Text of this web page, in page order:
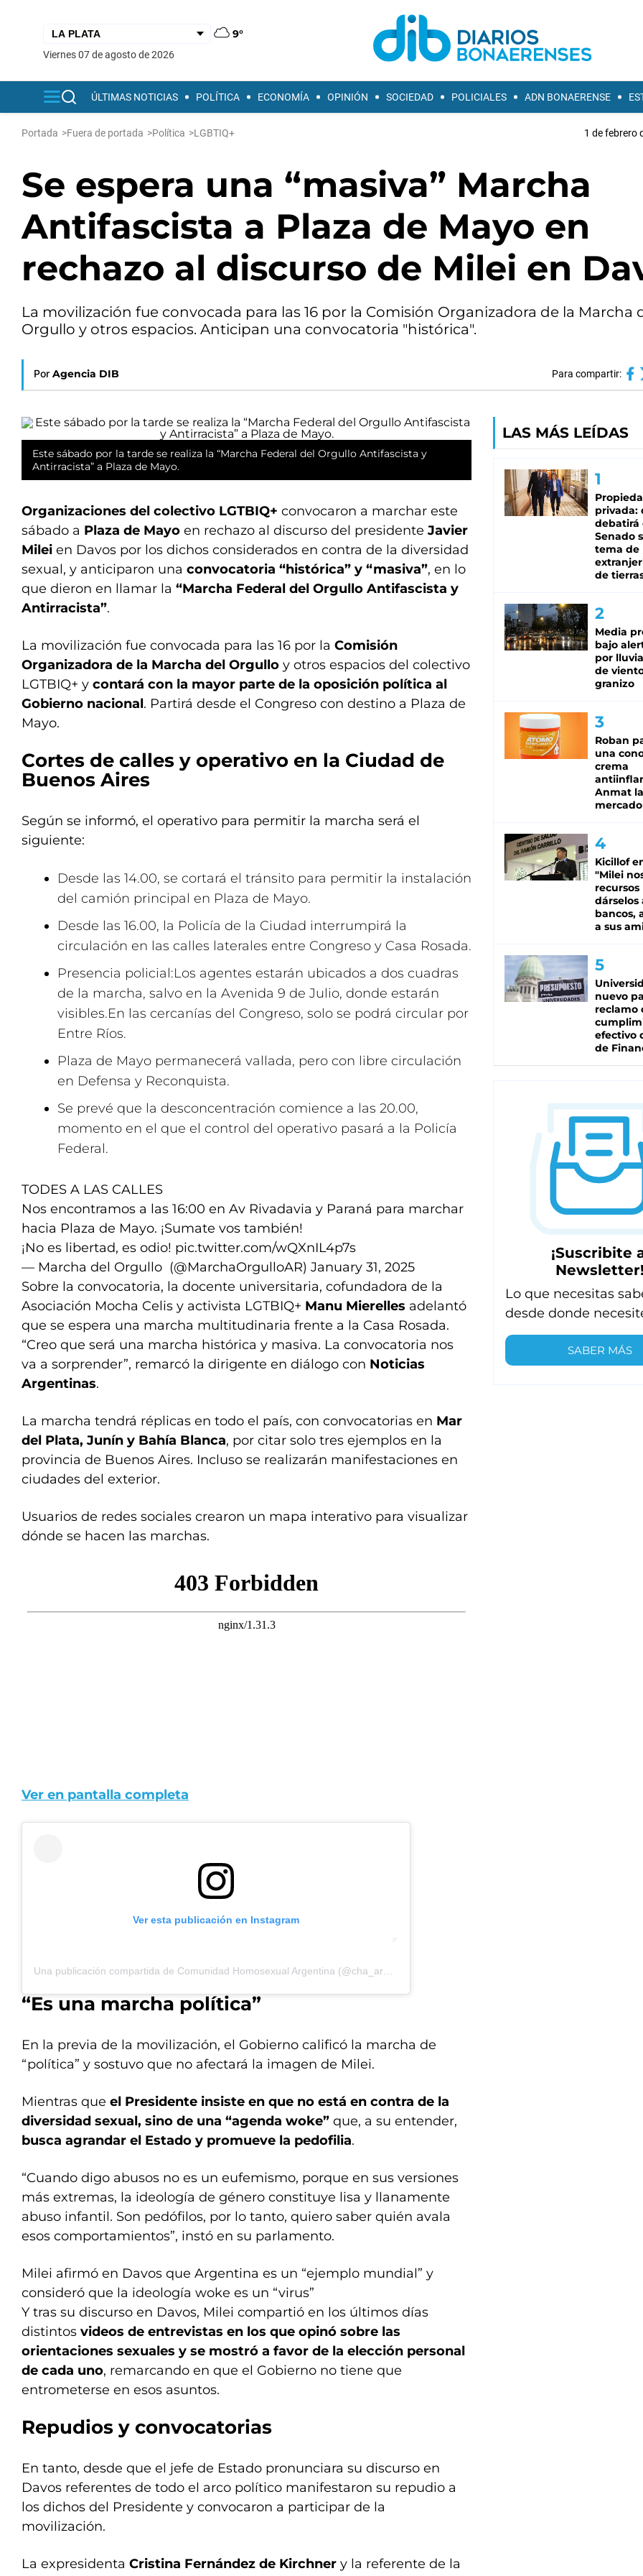
9°
viernes 07 de agosto de 2026
ÚLTIMAS NOTICIAS POLÍTICA ECONOMÍA OPINIÓN SOCIEDAD POLICIALES ADN BONAERENSE
Portada >Fuera de portada >Política >LGBTIQ+ 1 de febrero
Se espera una “masiva” Marcha
Antifascista a Plaza de Mayo en
rechazo al discurso de Milei en
La movilización fue convocada para las 16 por la Comisión Organizadora de la Marcha
Orgullo y otros espacios. Anticipan una convocatoria "histórica".
Por Agencia DIB Para compartir:
Este sábado por la tarde se realiza la “Marcha Federal del Orgullo Antifascista y
Antirracista” a Plaza de Mayo.
Organizaciones del colectivo LGTBIQ+ convocaron a marchar este
sábado a Plaza de Mayo en rechazo al discurso del presidente Javier
Milei en Davos por los dichos considerados en contra de la diversidad
sexual, y anticiparon una convocatoria “histórica” y “masiva”, en lo
que dieron en llamar la “Marcha Federal del Orgullo Antifascista y
Antirracista”.
La movilización fue convocada para las 16 por la Comisión
Organizadora de la Marcha del Orgullo y otros espacios del colectivo
LGTBIQ+ y contará con la mayor parte de la oposición política al
Gobierno nacional. Partirá desde el Congreso con destino a Plaza de
Mayo.
Cortes de calles y operativo en la Ciudad de
Buenos Aires
Según se informó, el operativo para permitir la marcha será el
siguiente:
Desde las 14.00, se cortará el tránsito para permitir la instalación
del camión principal en Plaza de Mayo.
Desde las 16.00, la Policía de la Ciudad interrumpirá la
circulación en las calles laterales entre Congreso y Casa Rosada.
Presencia policial:Los agentes estarán ubicados a dos cuadras
de la marcha, salvo en la Avenida 9 de Julio, donde estarán
visibles.En las cercanías del Congreso, solo se podrá circular por
Entre Ríos.
Plaza de Mayo permanecerá vallada, pero con libre circulación
en Defensa y Reconquista.
Se prevé que la desconcentración comience a las 20.00,
momento en el que el control del operativo pasará a la Policía
Federal.
TODES A LAS CALLES
Nos encontramos a las 16:00 en Av Rivadavia y Paraná para marchar
hacia Plaza de Mayo. ¡Sumate vos también!
¡No es libertad, es odio! pic.twitter.com/wQXnIL4p7s
— Marcha del Orgullo ️‍ (@MarchaOrgulloAR) January 31, 2025
Sobre la convocatoria, la docente universitaria, cofundadora de la
Asociación Mocha Celis y activista LGTBIQ+ Manu Mierelles adelantó
que se espera una marcha multitudinaria frente a la Casa Rosada.
“Creo que será una marcha histórica y masiva. La convocatoria nos
va a sorprender”, remarcó la dirigente en diálogo con Noticias
Argentinas.
La marcha tendrá réplicas en todo el país, con convocatorias en Mar
del Plata, Junín y Bahía Blanca, por citar solo tres ejemplos en la
provincia de Buenos Aires. Incluso se realizarán manifestaciones en
ciudades del exterior.
Usuarios de redes sociales crearon un mapa interativo para visualizar
dónde se hacen las marchas.
Ver en pantalla completa
Ver esta publicación en Instagram
“Es una marcha política”
En la previa de la movilización, el Gobierno calificó la marcha de
“política” y sostuvo que no afectará la imagen de Milei.
Mientras que el Presidente insiste en que no está en contra de la
diversidad sexual, sino de una “agenda woke” que, a su entender,
busca agrandar el Estado y promueve la pedofilia.
“Cuando digo abusos no es un eufemismo, porque en sus versiones
más extremas, la ideología de género constituye lisa y llanamente
abuso infantil. Son pedófilos, por lo tanto, quiero saber quién avala
esos comportamientos”, instó en su parlamento.
Milei afirmó en Davos que Argentina es un “ejemplo mundial” y
consideró que la ideología woke es un “virus”
Y tras su discurso en Davos, Milei compartió en los últimos días
distintos videos de entrevistas en los que opinó sobre las
orientaciones sexuales y se mostró a favor de la elección personal
de cada uno, remarcando en que el Gobierno no tiene que
entrometerse en esos asuntos.
Repudios y convocatorias
En tanto, desde que el jefe de Estado pronunciara su discurso en
Davos referentes de todo el arco político manifestaron su repudio a
los dichos del Presidente y convocaron a participar de la
movilización.
La expresidenta Cristina Fernández de Kirchner y la referente de la
LAS MÁS LEÍDAS
privada:
debatirá
Senado
tema de
de
Media
bajo
por
de
granizo
Roban
una
crema
Anmat
mercado
Kicillof
"Milei
recursos
dárselos
bancos,
a sus
nuevo
reclamo
efectivo
de
¡Suscribite
Newsletter!
Lo que necesitas
desde donde
SABER MÁS